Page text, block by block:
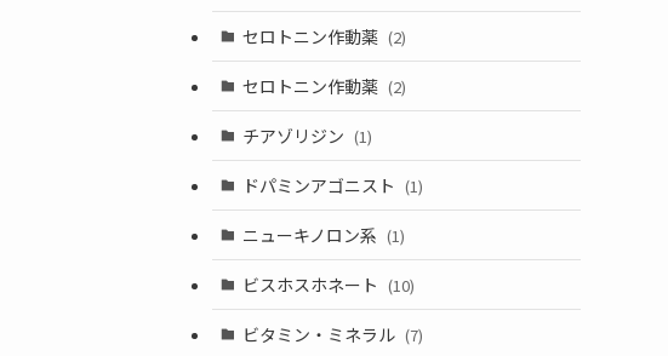
セロトニン作動薬 (2)
セロトニン作動薬 (2)
チアゾリジン (1)
ドパミンアゴニスト (1)
ニューキノロン系 (1)
ビスホスホネート (10)
ビタミン・ミネラル (7)